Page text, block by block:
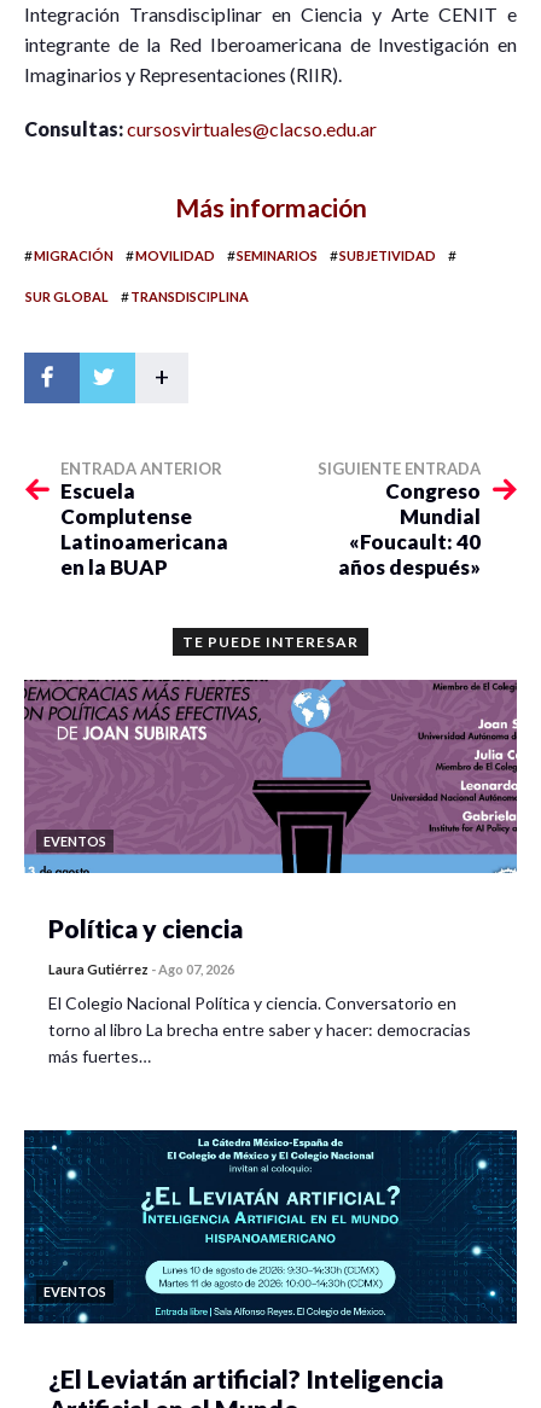
Integración Transdisciplinar en Ciencia y Arte CENIT e
integrante de la Red Iberoamericana de Investigación en
Imaginarios y Representaciones (RIIR).
Consultas:cursosvirtuales@clacso.edu.ar
Más información
#MIGRACIÓN #MOVILIDAD #SEMINARIOS #SUBJETIVIDAD #
SUR GLOBAL #TRANSDISCIPLINA
+
ENTRADA ANTERIOR
Escuela
Complutense
Latinoamericana
en la BUAP
SIGUIENTE ENTRADA
Congreso
Mundial
«Foucault: 40
años después»
TE PUEDE INTERESAR
EVENTOS
Política y ciencia
Laura Gutiérrez - Ago 07, 2026
El Colegio Nacional Política y ciencia. Conversatorio en
torno al libro La brecha entre saber y hacer: democracias
más fuertes…
EVENTOS
¿El Leviatán artificial? Inteligencia